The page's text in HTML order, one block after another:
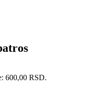
600,00 RSD.